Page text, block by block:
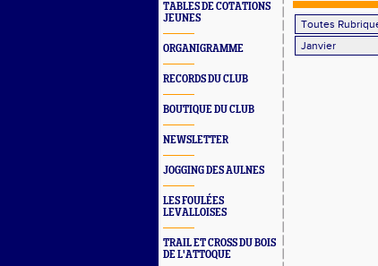
TABLES DE COTATIONS
JEUNES
ORGANIGRAMME
RECORDS DU CLUB
BOUTIQUE DU CLUB
NEWSLETTER
JOGGING DES AULNES
LES FOULÉES
LEVALLOISES
TRAIL ET CROSS DU BOIS
DE L'ATTOQUE